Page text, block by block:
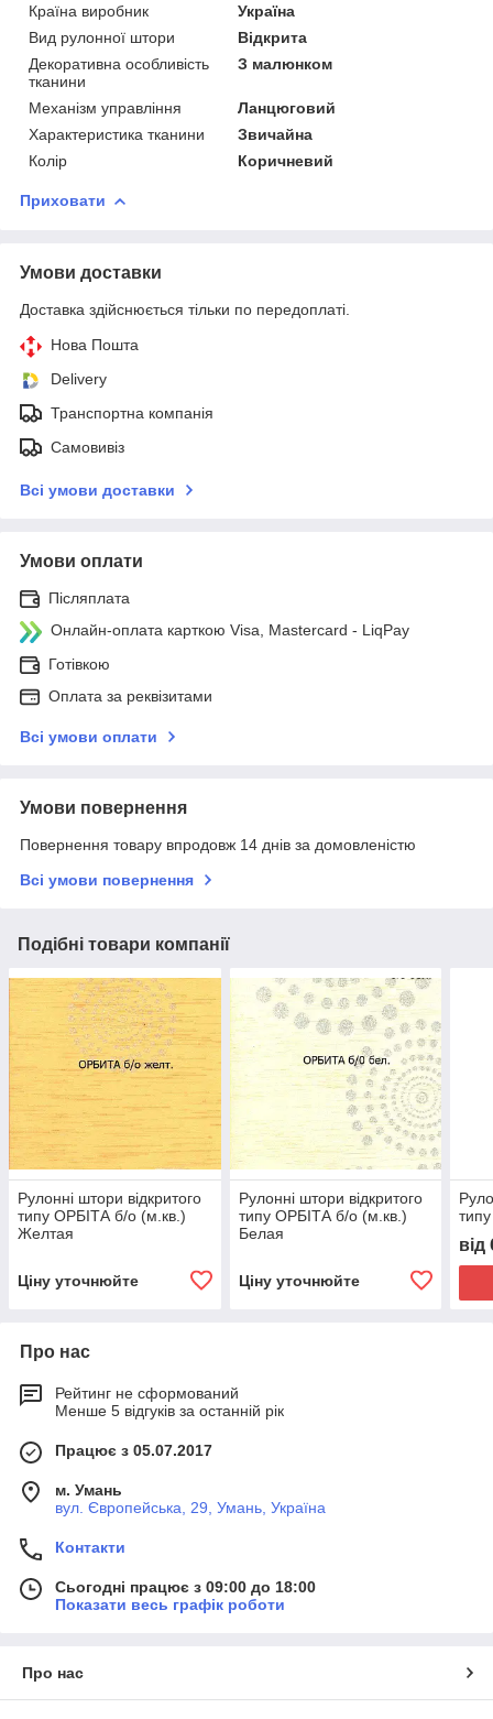
Країна виробник
Україна
Вид рулонної штори
Відкрита
Декоративна особливість
тканини
З малюнком
Механізм управління
Ланцюговий
Характеристика тканини
Звичайна
Колір
Коричневий
Приховати
Умови доставки
Доставка здійснюється тільки по передоплаті.
Нова Пошта
Delivery
Транспортна компанія
Самовивіз
Всі умови доставки
Умови оплати
Післяплата
Онлайн-оплата карткою Visa, Mastercard - LiqPay
Готівкою
Оплата за реквізитами
Всі умови оплати
Умови повернення
Повернення товару впродовж 14 днів за домовленістю
Всі умови повернення
Подібні товари компанії
Рулонні штори відкритого
типу ОРБІТА б/о (м.кв.)
Желтая
Ціну уточнюйте
Рулонні штори відкритого
типу ОРБІТА б/о (м.кв.)
Белая
Ціну уточнюйте
від
Про нас
Рейтинг не сформований
Менше 5 відгуків за останній рік
Працює з 05.07.2017
м. Умань
вул. Європейська, 29, Умань, Україна
Контакти
Сьогодні працює з 09:00 до 18:00
Показати весь графік роботи
Про нас